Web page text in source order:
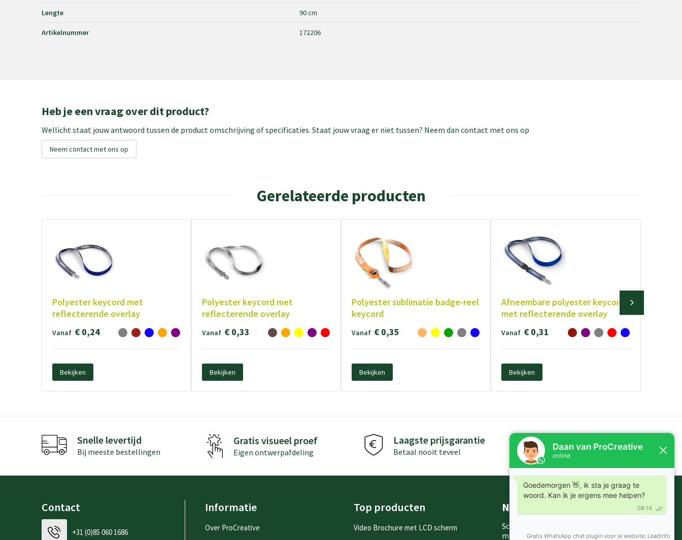
Lengte 90 cm
Artikelnummer 172206
Heb je een vraag over dit product?
Wellicht staat jouw antwoord tussen de product omschrijving of specificaties. Staat jouw vraag er niet tussen? Neem dan contact met ons op
Neem contact met ons op
Gerelateerde producten
Polyester keycord met
reflecterende overlay
Vanaf € 0,24
Bekijken
Polyester keycord met
reflecterende overlay
Vanaf € 0,33
Bekijken
Polyester sublimatie badge‑reel
keycord
Vanaf € 0,35
Bekijken
Afneembare polyester keycord
met reflecterende overlay
Vanaf € 0,31
Bekijken
Snelle levertijd
Bij meeste bestellingen
Gratis visueel proef
Eigen ontwerpafdeling
Laagste prijsgarantie
Betaal nooit teveel Kennis in producten
Contact
+31 (0)85 060 1686
Informatie
Over ProCreative
Top producten
Video Brochure met LCD scherm
Nieuwsbrieven
Schrijf je in voor onze nieuwsbrief en
mis nooit meer één van onze leuke